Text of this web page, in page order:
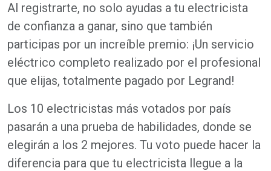
Al registrarte, no solo ayudas a tu electricista
de confianza a ganar, sino que también
participas por un increíble premio: ¡Un servicio
eléctrico completo realizado por el profesional
que elijas, totalmente pagado por Legrand!
Los 10 electricistas más votados por país
pasarán a una prueba de habilidades, donde se
elegirán a los 2 mejores. Tu voto puede hacer la
diferencia para que tu electricista llegue a la